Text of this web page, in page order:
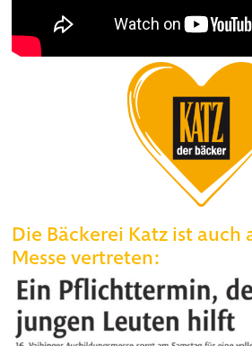
Die Bäckerei Katz ist auch
Messe vertreten: